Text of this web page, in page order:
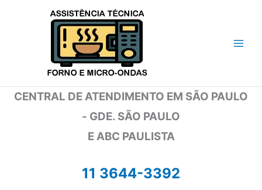
CENTRAL DE ATENDIMENTO EM SÃO PAULO
- GDE. SÃO PAULO
E ABC PAULISTA
11 3644-3392